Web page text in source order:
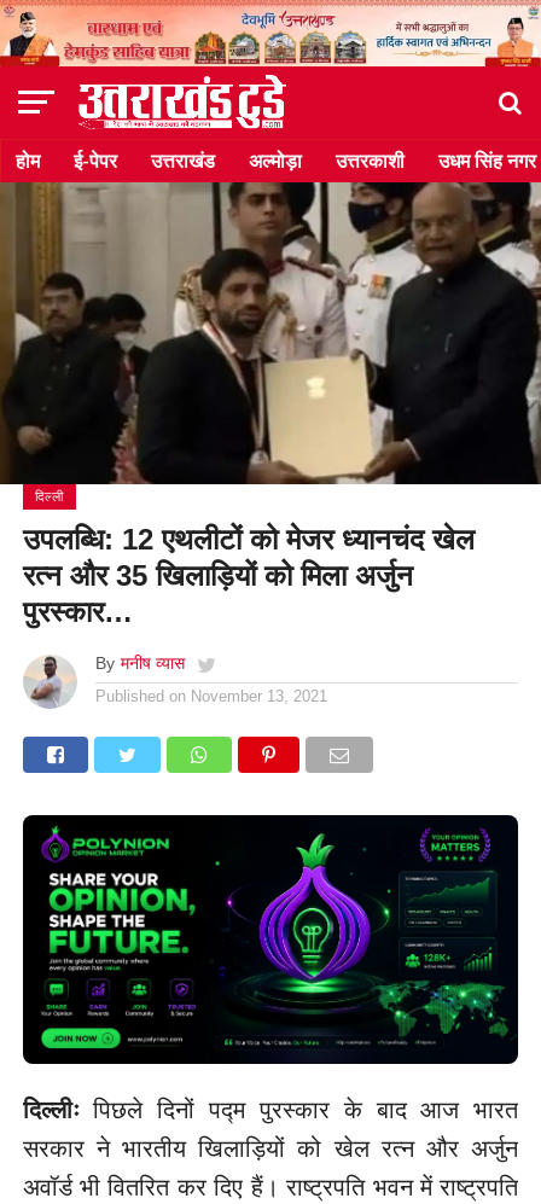
होम ई-पेपर उत्तराखंड अल्मोड़ा उत्तरकाशी उधम सिंह नगर
दिल्ली
उपलब्धि: 12 एथलीटों को मेजर ध्यानचंद खेल
रत्न और 35 खिलाड़ियों को मिला अर्जुन
पुरस्कार…
By मनीष व्यास
Published on November 13, 2021
दिल्लीःपिछले दिनों पद्म पुरस्कार के बाद आज भारत
सरकार ने भारतीय खिलाड़ियों को खेल रत्न और अर्जुन
अवॉर्ड भी वितरित कर दिए हैं। राष्ट्रपति भवन में राष्ट्रपति